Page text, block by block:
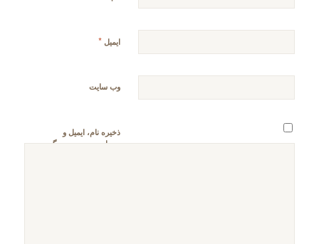
ایمیل *
وب‌ سایت
ذخیره نام، ایمیل و
وبسایت من در مرورگر